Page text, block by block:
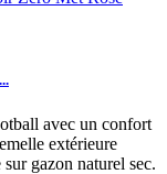
avec un confort
extérieure
gazon naturel sec.